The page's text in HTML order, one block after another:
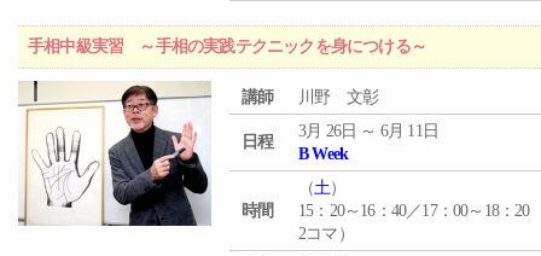
手相中級実習 ～手相の実践テクニックを身につける～
講師 川野 文彰
日程
3月 26日 ～ 6月 11日
B Week
時間
（土）
15：20～16：40／17：00～18：20
2コマ）